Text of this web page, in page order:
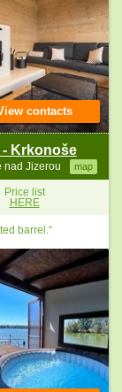
- Krkonoše
nad Jizerou map
contacts
Price list
HERE
barrel.“